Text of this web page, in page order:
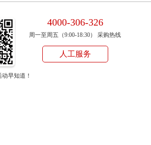
早知道！
4000-306-326
周一至周五（9:00-18:30） 采购热线
人工服务